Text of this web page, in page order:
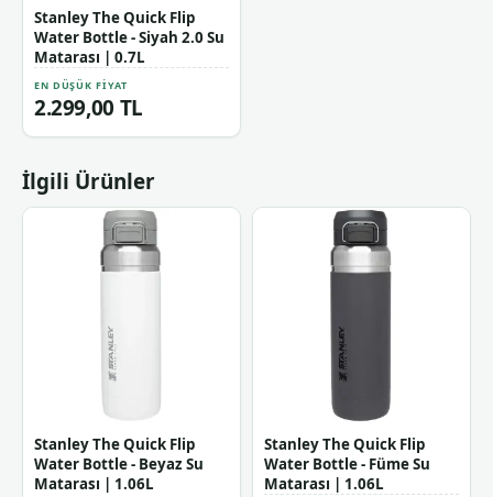
Stanley The Quick Flip
Water Bottle - Siyah 2.0 Su
Matarası | 0.7L
EN DÜŞÜK FIYAT
2.299,00 TL
İlgili Ürünler
Stanley The Quick Flip
Water Bottle - Beyaz Su
Matarası | 1.06L
Stanley The Quick Flip
Water Bottle - Füme Su
Matarası | 1.06L